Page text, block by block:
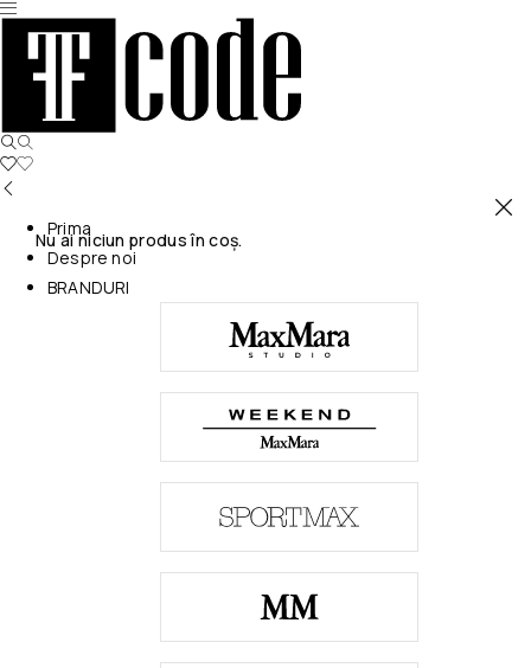
Nu ai niciun produs în coș.
Prima
Despre noi
BRANDURI